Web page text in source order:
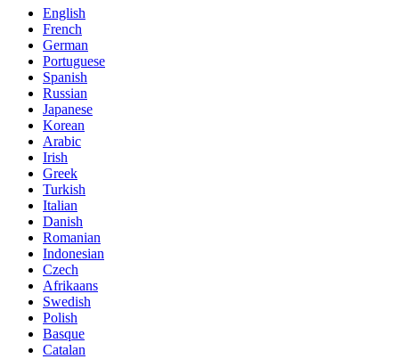
English
French
German
Portuguese
Spanish
Russian
Japanese
Korean
Arabic
Irish
Greek
Turkish
Italian
Danish
Romanian
Indonesian
Czech
Afrikaans
Swedish
Polish
Basque
Catalan